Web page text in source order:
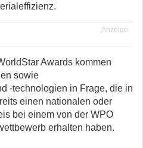
Anzeige
Awards kommen
sowie
-technologien in Frage, die in
einen nationalen oder
bei einem von der WPO
erhalten haben.